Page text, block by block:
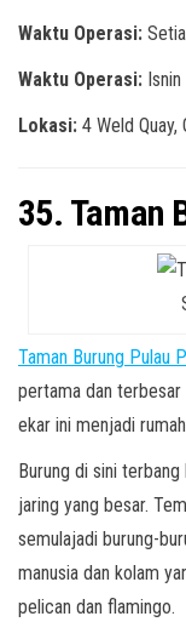
Waktu Operasi:
Waktu Operasi:
Lokasi: 4 Weld
35. Taman
Taman Burung Pulau
pertama dan terbesar
ekar ini menjadi
Burung di sini
jaring yang besar.
semulajadi burung-
manusia dan kolam
pelican dan flamingo.